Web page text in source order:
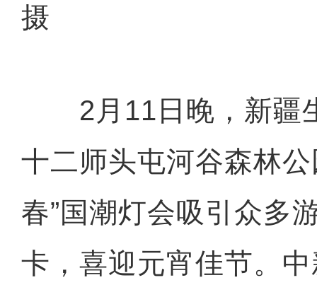
摄
2月11日晚，新疆
十二师头屯河谷森林
春”国潮灯会吸引众多
卡，喜迎元宵佳节。